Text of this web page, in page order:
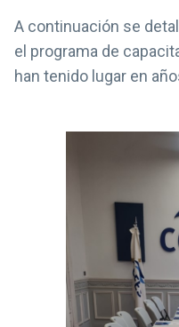
A continuación se
el programa de
han tenido lugar en